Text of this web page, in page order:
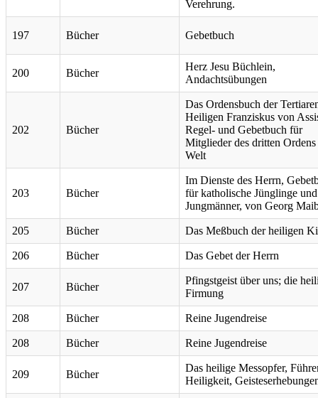
Verehrung.
197 Bücher Gebetbuch
200 Bücher
Herz Jesu Büchlein,
Andachtsübungen
202 Bücher
Das Ordensbuch der
Heiligen Franziskus von
Regel- und Gebetbuch für
Mitglieder des dritten Ordens
Welt
203 Bücher
Im Dienste des Herrn,
für katholische Jünglinge und
Jungmänner, von Georg
205 Bücher Das Meßbuch der heiligen
206 Bücher Das Gebet der Herrn
207 Bücher
Pfingstgeist über uns; die
Firmung
208 Bücher Reine Jugendreise
208 Bücher Reine Jugendreise
209 Bücher
Das heilige Messopfer,
Heiligkeit,